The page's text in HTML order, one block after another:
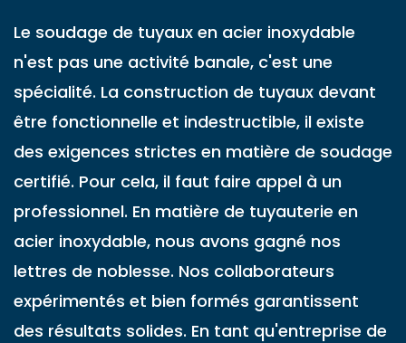
Le soudage de tuyaux en acier inoxydable
n'est pas une activité banale, c'est une
spécialité. La construction de tuyaux devant
être fonctionnelle et indestructible, il existe
des exigences strictes en matière de soudage
certifié. Pour cela, il faut faire appel à un
professionnel. En matière de tuyauterie en
acier inoxydable, nous avons gagné nos
lettres de noblesse. Nos collaborateurs
expérimentés et bien formés garantissent
des résultats solides. En tant qu'entreprise de